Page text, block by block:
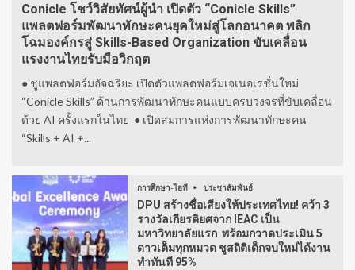
Conicle โชว์วิสัยทัศน์ผู้นำ เปิดตัว “Conicle Skills”
แพลตฟอร์มพัฒนาทักษะคนยุคใหม่สู่โลกอนาคต พลิก
โฉมองค์กรสู่ Skills-Based Organization ขับเคลื่อน
แรงงานไทยรับมือวิกฤต
● ชูแพลตฟอร์มอัจฉริยะ เปิดตัวแพลตฟอร์มเจเนอเรชั่นใหม่
“Conicle Skills” ด้านการพัฒนาทักษะคนแบบครบวงจรที่ขับเคลื่อน
ด้วย AI ครั้งแรกในไทย ● เปิดสมการแห่งการพัฒนาทักษะคน
“Skills + AI +...
การศึกษา-ไอที ประชาสัมพันธ์
DPU สร้างชื่อเสียงให้ประเทศไทย! คว้า 3
รางวัลเกียรติยศจาก IEAC เป็น
มหาวิทยาลัยแรก พร้อมกวาดประเมิน 5
ดาวเต็มทุกหมวด ชูสถิติเด็กจบใหม่ได้งาน
ทำทันที 95%